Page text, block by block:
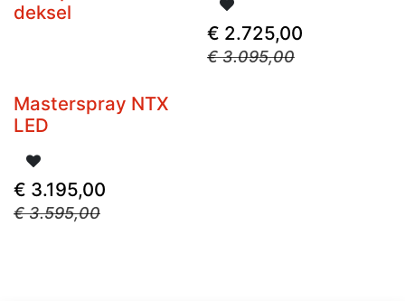
deksel
€ 2.725,00
€3.095,00
Niet op voorraad
Masterspray NTX
LED
€ 3.195,00
€3.595,00